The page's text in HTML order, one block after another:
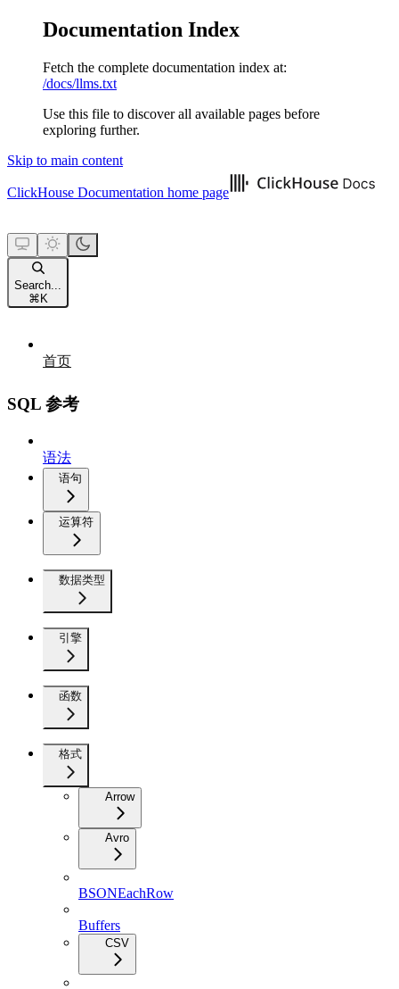
Documentation Index
Fetch the complete documentation index at:
/docs/llms.txt
Use this file to discover all available pages before
exploring further.
Skip to main content
ClickHouse Documentation home page
Search...
⌘ K
首页
SQL 参考
语法
语句
运算符
数据类型
引擎
函数
格式
Arrow
Avro
BSONEachRow
Buffers
CSV